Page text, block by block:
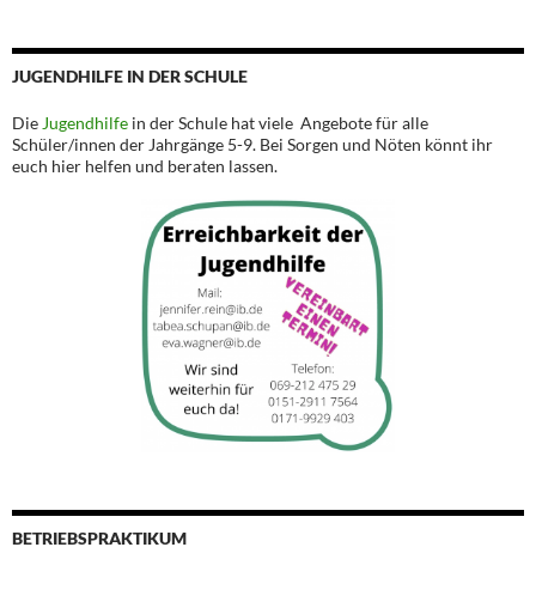
JUGENDHILFE IN DER SCHULE
Die Jugendhilfe in der Schule hat viele Angebote für alle
Schüler/innen der Jahrgänge 5-9. Bei Sorgen und Nöten könnt ihr
euch hier helfen und beraten lassen.
BETRIEBSPRAKTIKUM